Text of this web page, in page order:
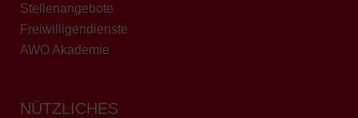
Stellenangebote
Freiwilligendienste
AWO Akademie
NÜTZLICHES